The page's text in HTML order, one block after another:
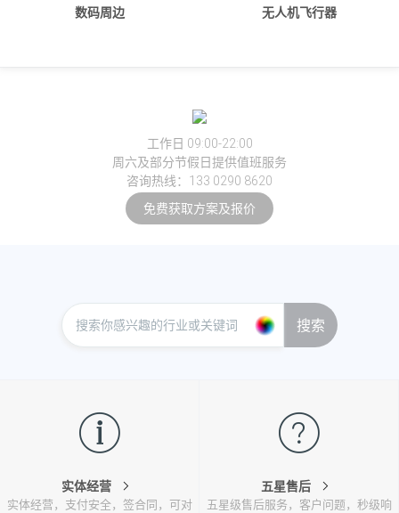
数码周边 无人机飞行器
工作日 09:00-22:00
周六及部分节假日提供值班服务
咨询热线：133 0290 8620
免费获取方案及报价
搜索
实体经营
实体经营，支付安全，签合同，可对
五星售后
五星级售后服务，客户问题，秒级响